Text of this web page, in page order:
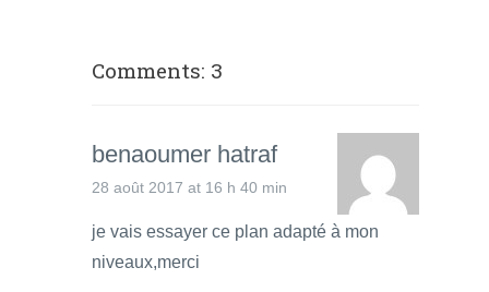
Comments: 3
benaoumer hatraf
28 août 2017 at 16 h 40 min
je vais essayer ce plan adapté à mon
niveaux,merci